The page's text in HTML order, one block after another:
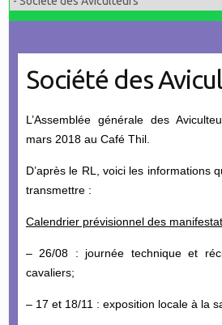
Société des
L’Assemblée générale des
mars 2018 au Café Thil.
D’après le RL, voici les informations
transmettre :
Calendrier prévisionnel des
– 26/08 : journée technique et
cavaliers;
– 17 et 18/11 : exposition locale à la